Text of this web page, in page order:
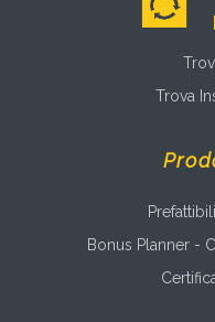
Trova
Bonus Planner -